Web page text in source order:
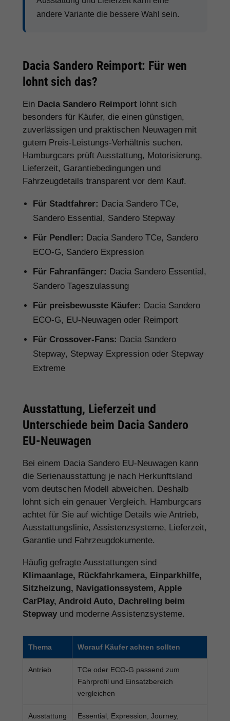
andere Variante die bessere Wahl sein.
Dacia Sandero Reimport: Für wen
lohnt sich das?
Ein Dacia Sandero Reimport lohnt sich
besonders für Käufer, die einen günstigen,
zuverlässigen und praktischen Neuwagen mit
gutem Preis-Leistungs-Verhältnis suchen.
Hamburgcars prüft Ausstattung, Motorisierung,
Lieferzeit, Garantiebedingungen und
Fahrzeugdetails transparent vor dem Kauf.
Für Stadtfahrer: Dacia Sandero TCe,
Sandero Essential, Sandero Stepway
Für Pendler: Dacia Sandero TCe, Sandero
ECO-G, Sandero Expression
Für Fahranfänger: Dacia Sandero Essential,
Sandero Tageszulassung
Für preisbewusste Käufer: Dacia Sandero
ECO-G, EU-Neuwagen oder Reimport
Für Crossover-Fans: Dacia Sandero
Stepway, Stepway Expression oder Stepway
Extreme
Ausstattung, Lieferzeit und
Unterschiede beim Dacia Sandero
EU-Neuwagen
Bei einem Dacia Sandero EU-Neuwagen kann
die Serienausstattung je nach Herkunftsland
vom deutschen Modell abweichen. Deshalb
lohnt sich ein genauer Vergleich. Hamburgcars
achtet für Sie auf wichtige Details wie Antrieb,
Ausstattungslinie, Assistenzsysteme, Lieferzeit,
Garantie und Fahrzeugdokumente.
Häufig gefragte Ausstattungen sind
Klimaanlage, Rückfahrkamera, Einparkhilfe,
Sitzheizung, Navigationssystem, Apple
CarPlay, Android Auto, Dachreling beim
Stepway und moderne Assistenzsysteme.
Thema Worauf Käufer achten sollten
Antrieb
TCe oder ECO-G passend zum
Fahrprofil und Einsatzbereich
vergleichen
Ausstattung
Essential, Expression, Journey,